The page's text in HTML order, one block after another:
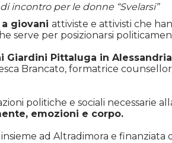
incontro per le donne “Svelarsi”
giovani attiviste e attivisti che
serve per posizionarsi
Giardini Pittaluga in Alessandria
Brancato, formatrice
politiche e sociali necessarie
emozioni e corpo.
ad Altradimora e finanziata